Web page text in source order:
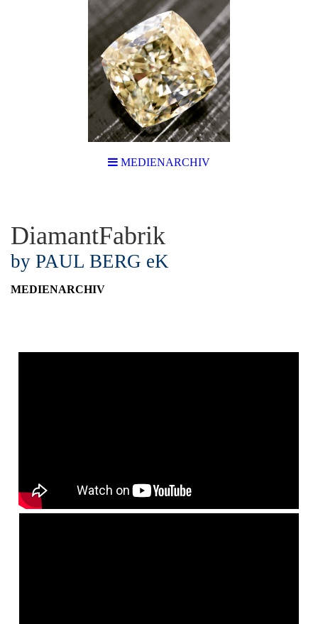
MEDIENARCHIV
DiamantFabrik
by PAUL BERG eK
MEDIENARCHIV